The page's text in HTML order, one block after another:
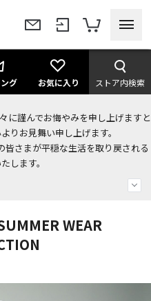
グ お気に入り ストア内検索
に謹んでお悔やみを申し上げますと
りお見舞い申し上げます。
さまが平穏な生活を取り戻される
します。
合わせ＞
ポンプレゼント！
WEAR